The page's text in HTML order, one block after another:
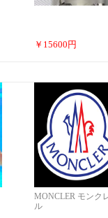
￥ 15600 円
MONCLER モンク
ル